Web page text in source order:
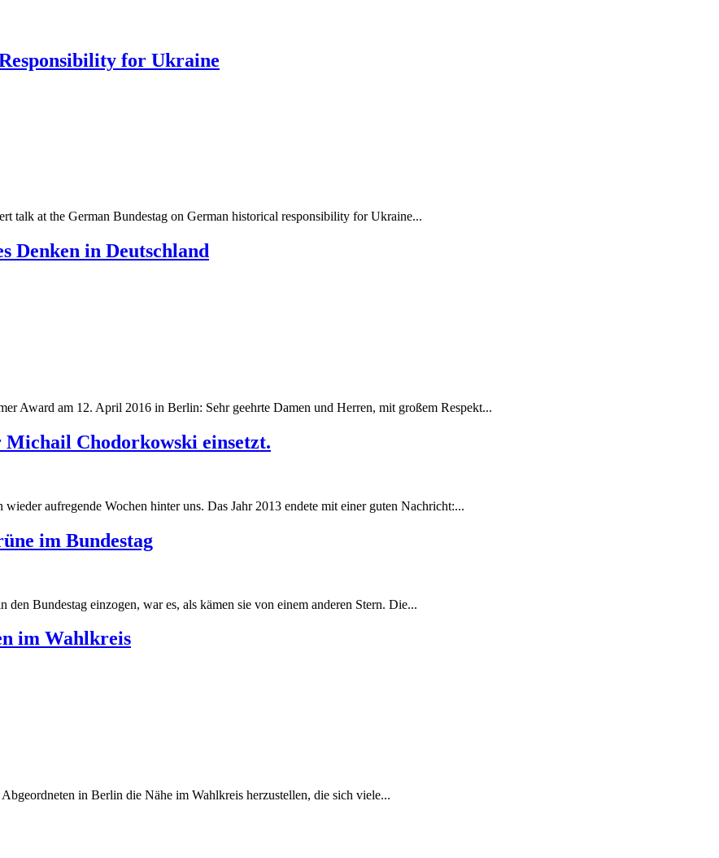
for Ukraine
talk at the German Bundestag on German historical responsibility for Ukraine...
Denken in Deutschland
Award am 12. April 2016 in Berlin: Sehr geehrte Damen und Herren, mit großem Respekt...
Chodorkowski einsetzt.
aufregende Wochen hinter uns. Das Jahr 2013 endete mit einer guten Nachricht:...
im Bundestag
Bundestag einzogen, war es, als kämen sie von einem anderen Stern. Die...
im Wahlkreis
in Berlin die Nähe im Wahlkreis herzustellen, die sich viele...